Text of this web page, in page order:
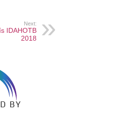
Next:
IDAHOTB
2018